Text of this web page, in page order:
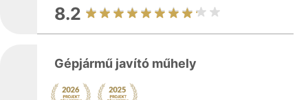
8.2
Gépjármű javító műhely